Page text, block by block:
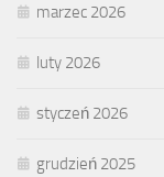
marzec 2026
luty 2026
styczeń 2026
grudzień 2025